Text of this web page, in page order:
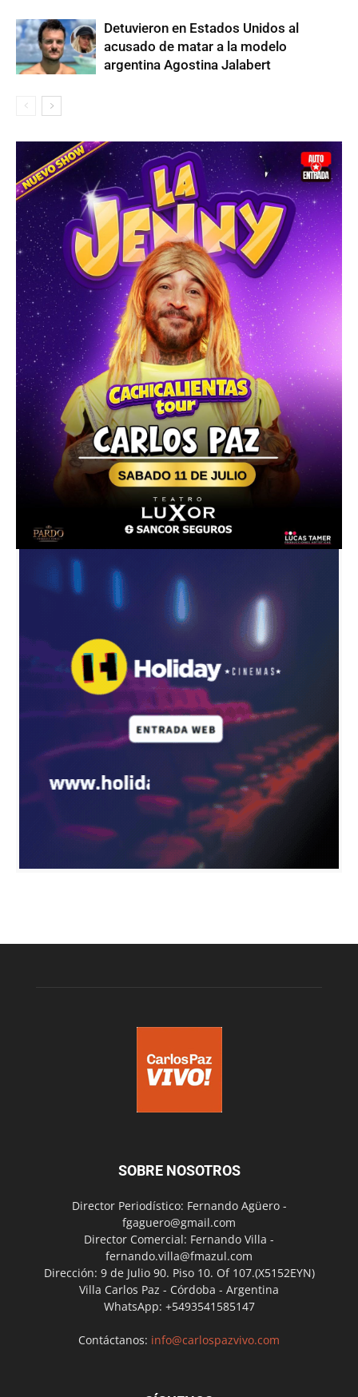
Detuvieron en Estados Unidos al
acusado de matar a la modelo
argentina Agostina Jalabert
SOBRE NOSOTROS
Director Periodístico: Fernando Agüero -
fgaguero@gmail.com
Director Comercial: Fernando Villa -
fernando.villa@fmazul.com
Dirección: 9 de Julio 90. Piso 10. Of 107.(X5152EYN)
Villa Carlos Paz - Córdoba - Argentina
WhatsApp: +5493541585147
Contáctanos: info@carlospazvivo.com